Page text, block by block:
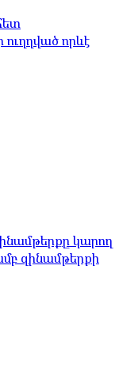
որևէ
կարող
զինամթերքի